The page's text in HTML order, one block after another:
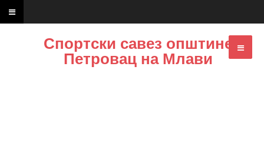
Спортски савез општине
Петровац на Млави